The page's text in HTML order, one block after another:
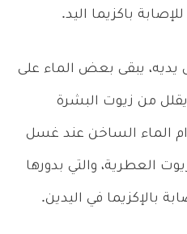
باكزيما اليد.
يبقى بعض الماء على
يقلل من زيوت البشرة
الماء الساخن عند غسل
العطرية، والتي بدورها
بالإكزيما في اليدين.